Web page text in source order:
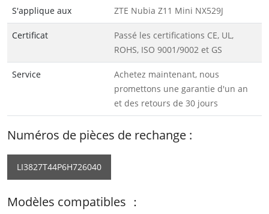
S'applique aux ZTE Nubia Z11 Mini NX529J
Certificat
Passé les certifications CE, UL,
ROHS, ISO 9001/9002 et GS
Service
Achetez maintenant, nous
promettons une garantie d'un an
et des retours de 30 jours
Numéros de pièces de rechange :
LI3827T44P6H726040
Modèles compatibles ：